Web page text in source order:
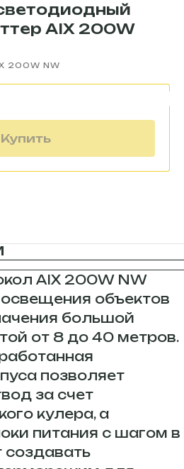
AIX 200W
200W NW
Купить
AIX 200W NW
объектов
большой
от 8 до 40 метров.
позволяет
за счет
кулера, а
питания с шагом в
создавать